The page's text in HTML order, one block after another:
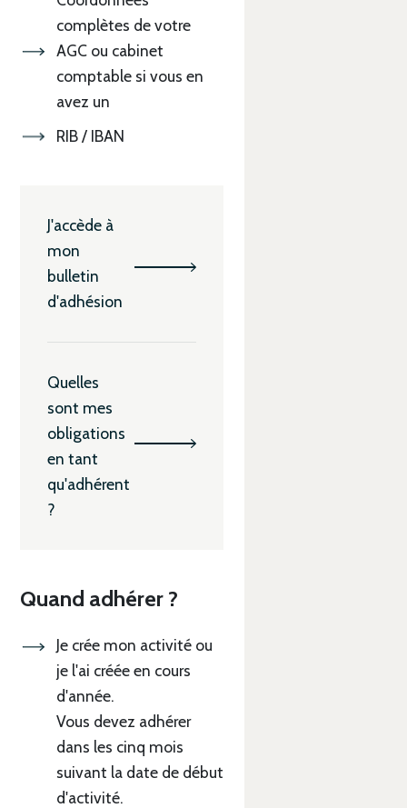
complètes de votre
AGC ou cabinet
comptable si vous en
avez un
RIB / IBAN
J'accède à
mon
bulletin
d'adhésion
Quelles
sont mes
obligations
en tant
qu'adhérent
?
Quand adhérer ?
Je crée mon activité ou
je l'ai créée en cours
d'année.
Vous devez adhérer
dans les cinq mois
suivant la date de début
d'activité.